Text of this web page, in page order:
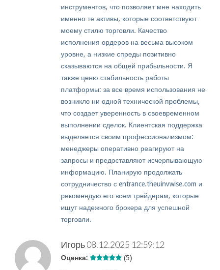
инструментов, что позволяет мне находить
именно те активы, которые соответствуют
моему стилю торговли. Качество
исполнения ордеров на весьма высоком
уровне, а низкие спреды позитивно
сказываются на общей прибыльности. Я
также ценю стабильность работы
платформы: за все время использования не
возникло ни одной технической проблемы,
что создает уверенность в своевременном
выполнении сделок. Клиентская поддержка
выделяется своим профессионализмом:
менеджеры оперативно реагируют на
запросы и предоставляют исчерпывающую
информацию. Планирую продолжать
сотрудничество с entrance.theuinvwise.com и
рекомендую его всем трейдерам, которые
ищут надежного брокера для успешной
торговли.
Игорь08.12.2025 12:59:12
Оценка: (5)